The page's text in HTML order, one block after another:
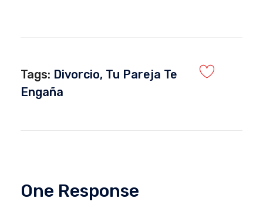
Tags: Divorcio, Tu Pareja Te
Engaña
One Response